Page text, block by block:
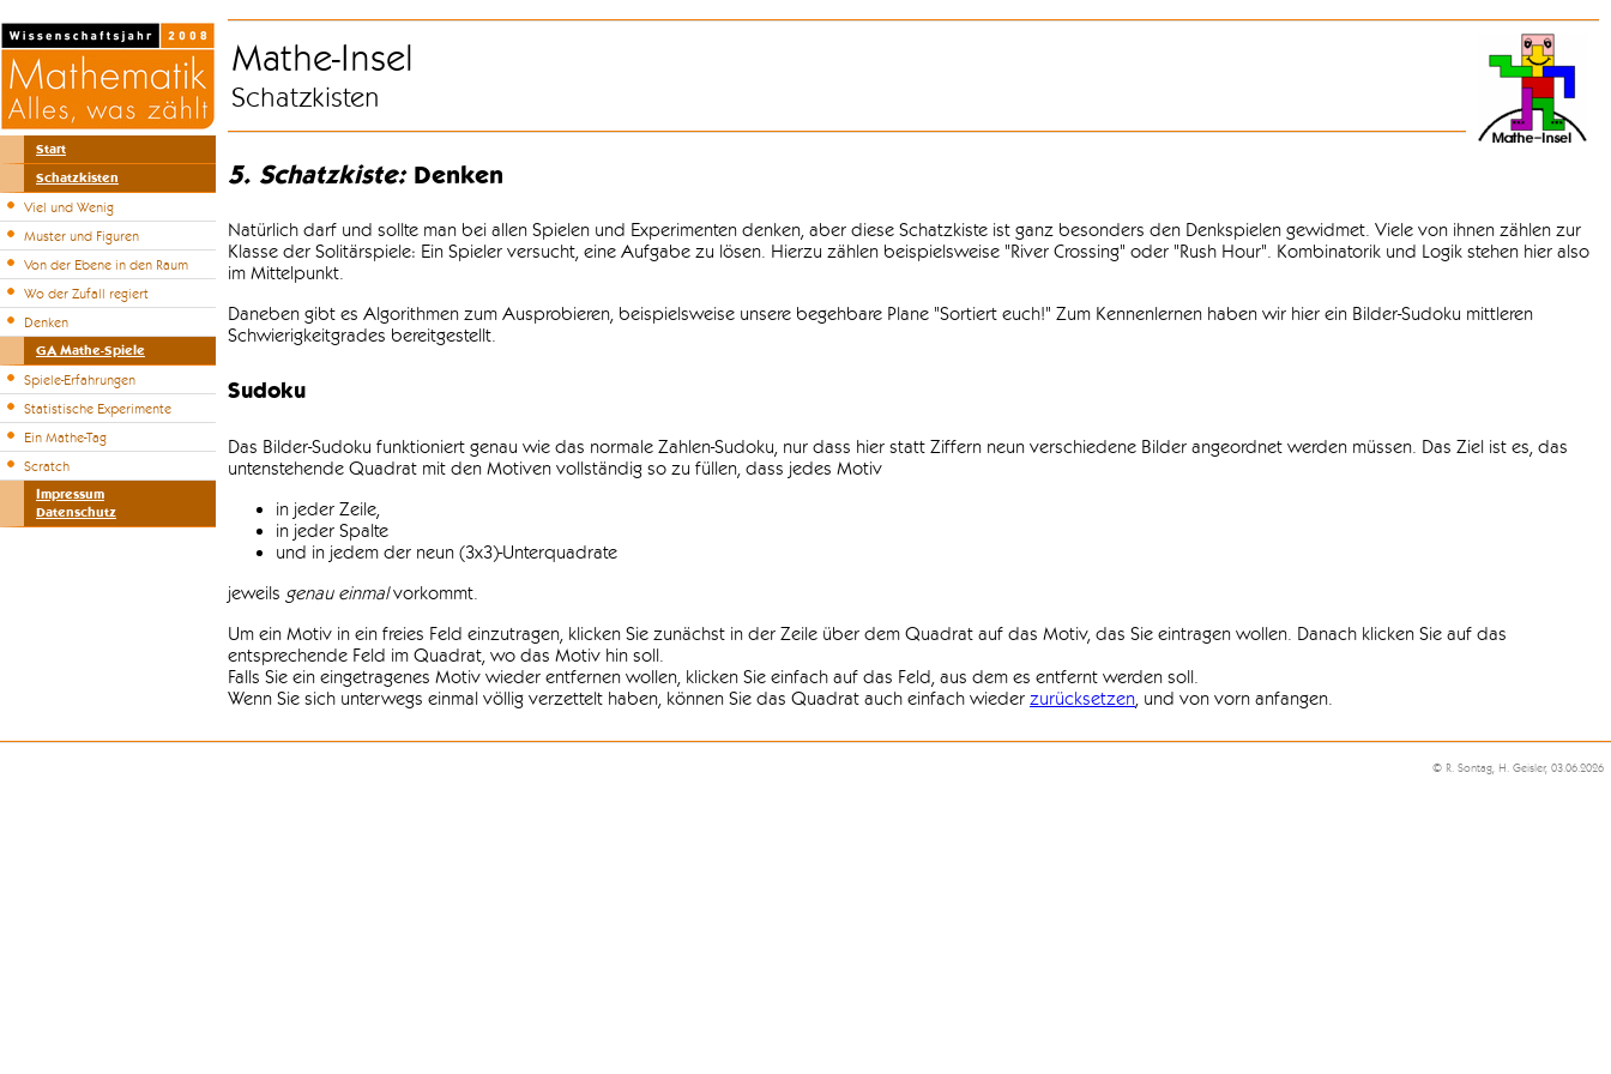
Start
Schatzkisten
Viel und Wenig
Muster und Figuren
Von der Ebene in den Raum
Wo der Zufall regiert
Denken
GA Mathe-Spiele
Spiele-Erfahrungen
Statistische Experimente
Ein Mathe-Tag
Scratch
Impressum
Datenschutz
Mathe-Insel
Schatzkisten
5. Schatzkiste:Denken
Natürlich darf und sollte man bei allen Spielen und Experimenten denken, aber diese Schatzkiste ist ganz besonders den Denkspielen gewidmet. Viele von ihnen zählen zur
Klasse der Solitärspiele: Ein Spieler versucht, eine Aufgabe zu lösen. Hierzu zählen beispielsweise "River Crossing" oder "Rush Hour". Kombinatorik und Logik stehen hier also
im Mittelpunkt.
Daneben gibt es Algorithmen zum Ausprobieren, beispielsweise unsere begehbare Plane "Sortiert euch!" Zum Kennenlernen haben wir hier ein Bilder-Sudoku mittleren
Schwierigkeitgrades bereitgestellt.
Sudoku
Das Bilder-Sudoku funktioniert genau wie das normale Zahlen-Sudoku, nur dass hier statt Ziffern neun verschiedene Bilder angeordnet werden müssen. Das Ziel ist es, das
untenstehende Quadrat mit den Motiven vollständig so zu füllen, dass jedes Motiv
in jeder Zeile,
in jeder Spalte
und in jedem der neun (3x3)-Unterquadrate
jeweils genau einmalvorkommt.
Um ein Motiv in ein freies Feld einzutragen, klicken Sie zunächst in der Zeile über dem Quadrat auf das Motiv, das Sie eintragen wollen. Danach klicken Sie auf das
entsprechende Feld im Quadrat, wo das Motiv hin soll.
Falls Sie ein eingetragenes Motiv wieder entfernen wollen, klicken Sie einfach auf das Feld, aus dem es entfernt werden soll.
Wenn Sie sich unterwegs einmal völlig verzettelt haben, können Sie das Quadrat auch einfach wieder zurücksetzen, und von vorn anfangen.
© R. Sontag, H. Geisler, 03.06.2026